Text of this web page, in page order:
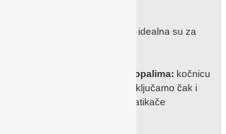
četiri glatka okretna kotača idealna su za
Kočnica nježna prema stopalima: kočnicu
jednostavno otpustimo i zaključamo čak i
kada smo bosi ili nosimo natikače